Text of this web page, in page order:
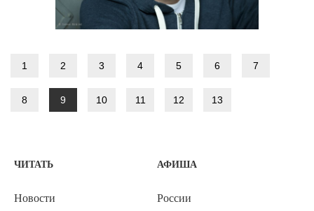
1 2 3 4 5 6 7
8 9 10 11 12 13
ЧИТАТЬ
Новости
АФИША
России